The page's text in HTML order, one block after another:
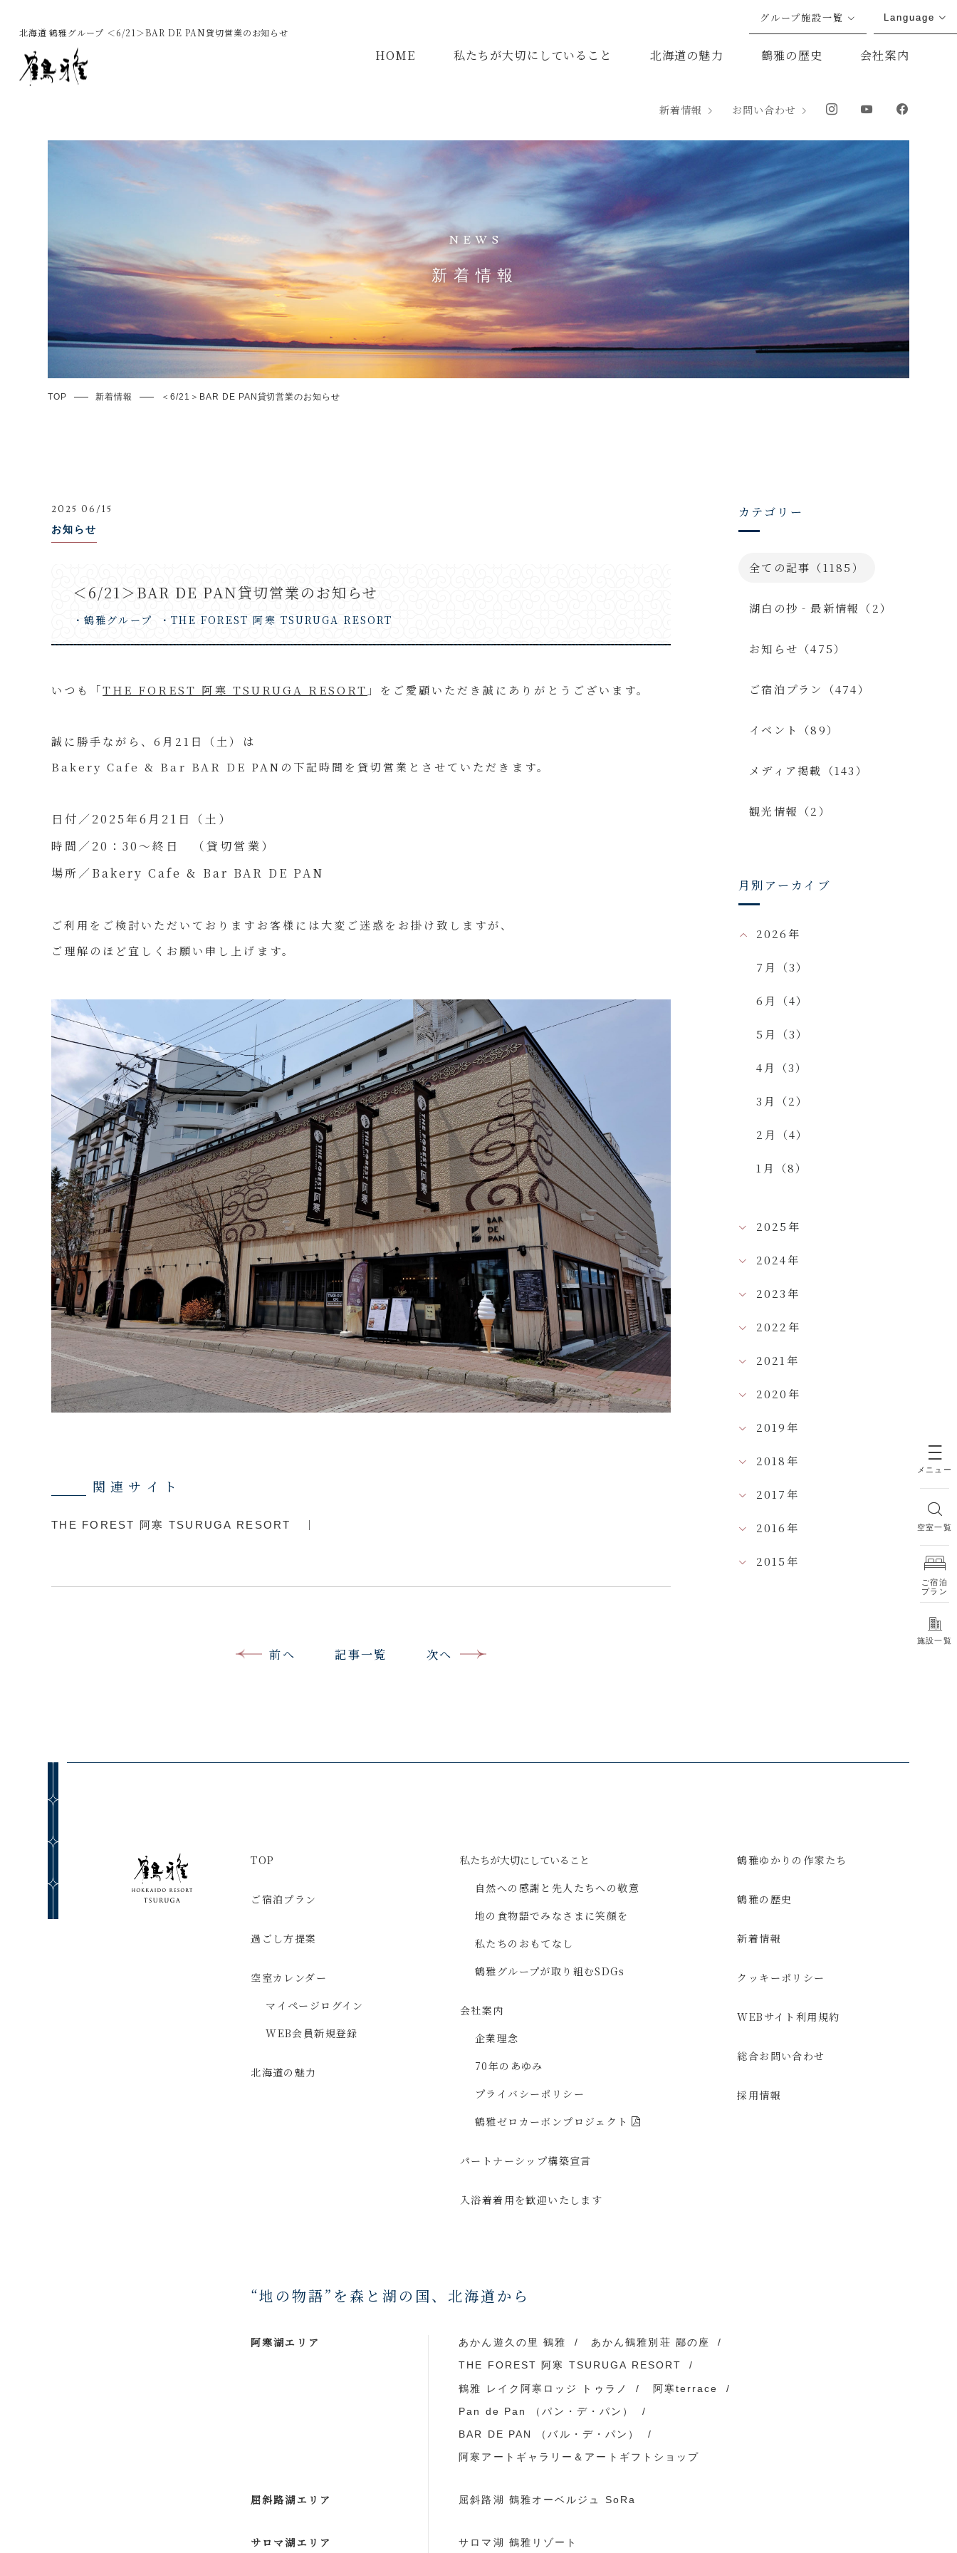
北海道 鶴雅グループ ＜6/21＞BAR DE PAN貸切営業のお知らせ
HOME 私たちが大切にしていること 北海道の魅力 鶴雅の歴史 会社案内
新着情報 お問い合わせ
グループ施設一覧 Language
NEWS
新着情報
TOP 新着情報 ＜6/21＞BAR DE PAN貸切営業のお知らせ
2025 06/15
お知らせ
＜6/21＞BAR DE PAN貸切営業のお知らせ
・鶴雅グループ ・THE FOREST 阿寒 TSURUGA RESORT
いつも「THE FOREST 阿寒 TSURUGA RESORT 」をご愛顧いただき誠にありがとうございます。
誠に勝手ながら、6月21日（土）は
Bakery Cafe & Bar BAR DE PANの下記時間を貸切営業とさせていただきます。
日付／2025年6月21日（土）
時間／20：30～終日 （貸切営業）
場所／Bakery Cafe & Bar BAR DE PAN
ご利用をご検討いただいておりますお客様には大変ご迷惑をお掛け致しますが、
ご理解のほど宜しくお願い申し上げます。
関連サイト
THE FOREST 阿寒 TSURUGA RESORT
前へ 記事一覧 次へ
カテゴリー
全ての記事（1185）
湖白の抄‐最新情報（2）
お知らせ（475）
ご宿泊プラン（474）
イベント（89）
メディア掲載（143）
観光情報（2）
月別アーカイブ
2026年
7月（3）
6月（4）
5月（3）
4月（3）
3月（2）
2月（4）
1月（8）
2025年
2024年
2023年
2022年
2021年
2020年
2019年
2018年
2017年
2016年
2015年
TOP
ご宿泊プラン
過ごし方提案
空室カレンダー
マイページ ログイン
WEB会員新規登録
北海道の魅力
私たちが大切にしていること
自然への感謝と 先人たちへの敬意
地の食物語でみなさまに笑顔を
私たちのおもてなし
鶴雅グループが取り組むSDGs
会社案内
企業理念
70年のあゆみ
プライバシーポリシー
鶴雅ゼロカーボン プロジェクト
パートナーシップ構築宣言
入浴着着用を歓迎いたします
鶴雅ゆかりの作家たち
鶴雅の歴史
新着情報
クッキーポリシー
WEBサイト利用規約
総合お問い合わせ
採用情報
“地の物語”を森と湖の国、 北海道から
阿寒湖エリア あかん遊久の里 鶴雅 あかん鶴雅別荘 鄙の座
THE FOREST 阿寒 TSURUGA RESORT
鶴雅 レイク阿寒ロッジ トゥラノ 阿寒terrace
Pan de Pan （パン・デ・パン）
BAR DE PAN （バル・デ・パン）
阿寒アートギャラリー＆アートギフトショップ
屈斜路湖エリア 屈斜路湖 鶴雅オーベルジュ SoRa
サロマ湖エリア サロマ湖 鶴雅リゾート
メニュー
空室一覧
ご宿泊
プラン
施設一覧